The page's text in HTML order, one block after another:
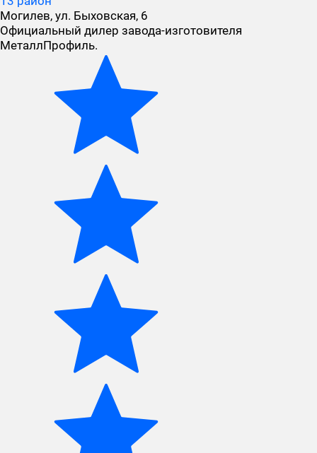
Могилев, ул. Быховская, 6
Официальный дилер завода-изготовителя
МеталлПрофиль.